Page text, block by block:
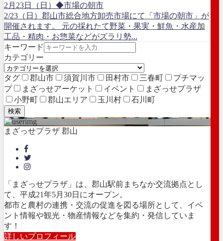
2月23日（日）◆市場の朝市
2/23（日）郡山市総合地方卸売市場にて「市場の朝市」が
開催されます。 元の採れたて野菜・果実・鮮魚・水産加
工品・精肉・お惣菜などがズラリ勢...
キーワード
カテゴリー
タグ 郡山市 須賀川市 田村市 三春町
プチマッ
プ
まざっせアーケット イベント
まざっせプラザ
小野町
郡山エリア 玉川村 石川町
検索
まざっせプラザ 郡山
「まざっせプラザ」は、郡山駅前まちなか交流拠点とし
て、平成21年5月30日にオープン。
都市と農村の連携・交流の促進を図る場所として、イベ
ント情報や観光・物産情報などを集約・発信していま
す！
詳しいプロフィール